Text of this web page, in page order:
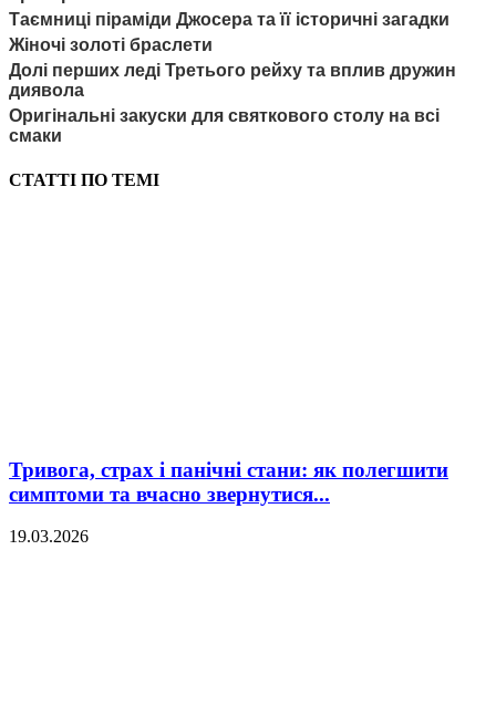
Таємниці піраміди Джосера та її історичні загадки
Жіночі золоті браслети
Долі перших леді Третього рейху та вплив дружин
диявола
Оригінальні закуски для святкового столу на всі
смаки
СТАТТІ ПО ТЕМІ
Тривога, страх і панічні стани: як полегшити
симптоми та вчасно звернутися...
19.03.2026